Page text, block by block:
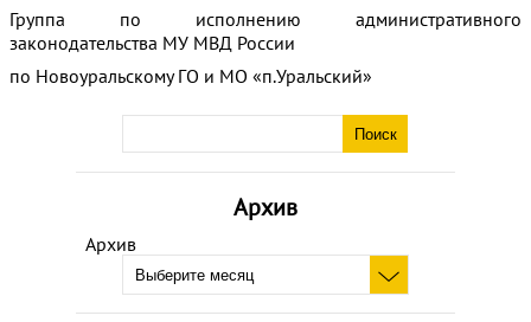
Архив
Архив
Группа по исполнению административного
законодательства МУ МВД России
по Новоуральскому ГО и МО «п.Уральский»